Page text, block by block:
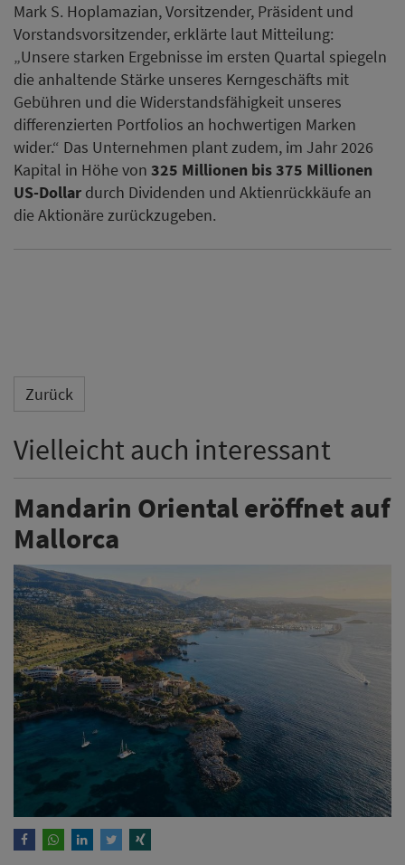
Mark S. Hoplamazian, Vorsitzender, Präsident und
Vorstandsvorsitzender, erklärte laut Mitteilung:
„Unsere starken Ergebnisse im ersten Quartal spiegeln
die anhaltende Stärke unseres Kerngeschäfts mit
Gebühren und die Widerstandsfähigkeit unseres
differenzierten Portfolios an hochwertigen Marken
wider.“ Das Unternehmen plant zudem, im Jahr 2026
Kapital in Höhe von 325 Millionen bis 375 Millionen
US-Dollar durch Dividenden und Aktienrückkäufe an
die Aktionäre zurückzugeben.
Zurück
Vielleicht auch interessant
Mandarin Oriental eröffnet auf
Mallorca